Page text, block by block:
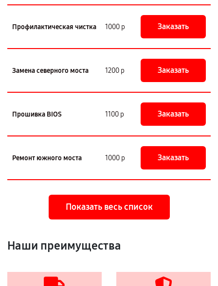
Профилактическая чистка 1000 р Заказать
Замена северного моста 1200 р Заказать
Прошивка BIOS 1100 р Заказать
Ремонт южного моста 1000 р Заказать
Показать весь список
Наши преимущества